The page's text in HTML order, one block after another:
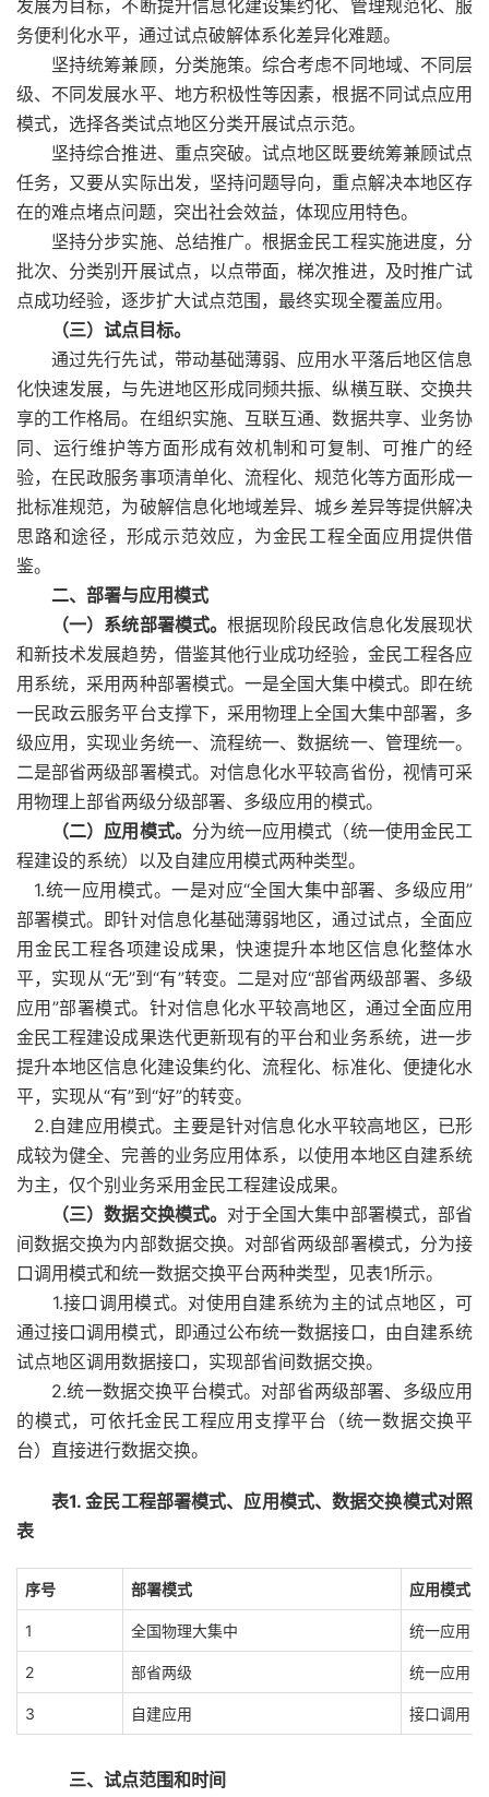
发展为目标，不断提升信息化建设集约化、管理规范化、服
务便利化水平，通过试点破解体系化差异化难题。
坚持统筹兼顾，分类施策。综合考虑不同地域、不同层
级、不同发展水平、地方积极性等因素，根据不同试点应用
模式，选择各类试点地区分类开展试点示范。
坚持综合推进、重点突破。试点地区既要统筹兼顾试点
任务，又要从实际出发，坚持问题导向，重点解决本地区存
在的难点堵点问题，突出社会效益，体现应用特色。
坚持分步实施、总结推广。根据金民工程实施进度，分
批次、分类别开展试点，以点带面，梯次推进，及时推广试
点成功经验，逐步扩大试点范围，最终实现全覆盖应用。
（三）试点目标。
通过先行先试，带动基础薄弱、应用水平落后地区信息
化快速发展，与先进地区形成同频共振、纵横互联、交换共
享的工作格局。在组织实施、互联互通、数据共享、业务协
同、运行维护等方面形成有效机制和可复制、可推广的经
验，在民政服务事项清单化、流程化、规范化等方面形成一
批标准规范，为破解信息化地域差异、城乡差异等提供解决
思路和途径，形成示范效应，为金民工程全面应用提供借
鉴。
二、部署与应用模式
（一）系统部署模式。 根据现阶段民政信息化发展现状
和新技术发展趋势，借鉴其他行业成功经验，金民工程各应
用系统，采用两种部署模式。一是全国大集中模式。即在统
一民政云服务平台支撑下，采用物理上全国大集中部署，多
级应用，实现业务统一、流程统一、数据统一、管理统一。
二是部省两级部署模式。对信息化水平较高省份，视情可采
用物理上部省两级分级部署、多级应用的模式。
（二）应用模式。 分为统一应用模式（统一使用金民工
程建设的系统）以及自建应用模式两种类型。
1.统一应用模式。一是对应“全国大集中部署、多级应用”
部署模式。即针对信息化基础薄弱地区，通过试点，全面应
用金民工程各项建设成果，快速提升本地区信息化整体水
平，实现从“无”到“有”转变。二是对应“部省两级部署、多级
应用”部署模式。针对信息化水平较高地区，通过全面应用
金民工程建设成果迭代更新现有的平台和业务系统，进一步
提升本地区信息化建设集约化、流程化、标准化、便捷化水
平，实现从“有”到“好”的转变。
2.自建应用模式。主要是针对信息化水平较高地区，已形
成较为健全、完善的业务应用体系，以使用本地区自建系统
为主，仅个别业务采用金民工程建设成果。
（三）数据交换模式。 对于全国大集中部署模式，部省
间数据交换为内部数据交换。对部省两级部署模式，分为接
口调用模式和统一数据交换平台两种类型，见表1所示。
1.接口调用模式。对使用自建系统为主的试点地区，可
通过接口调用模式，即通过公布统一数据接口，由自建系统
试点地区调用数据接口，实现部省间数据交换。
2.统一数据交换平台模式。对部省两级部署、多级应用
的模式，可依托金民工程应用支撑平台（统一数据交换平
台）直接进行数据交换。
表1. 金民工程部署模式、应用模式、数据交换模式对照
表
序号 部署模式 应用模式
1 全国物理大集中 统一应用
2 部省两级 统一应用
3 自建应用 接口调用
三、试点范围和时间